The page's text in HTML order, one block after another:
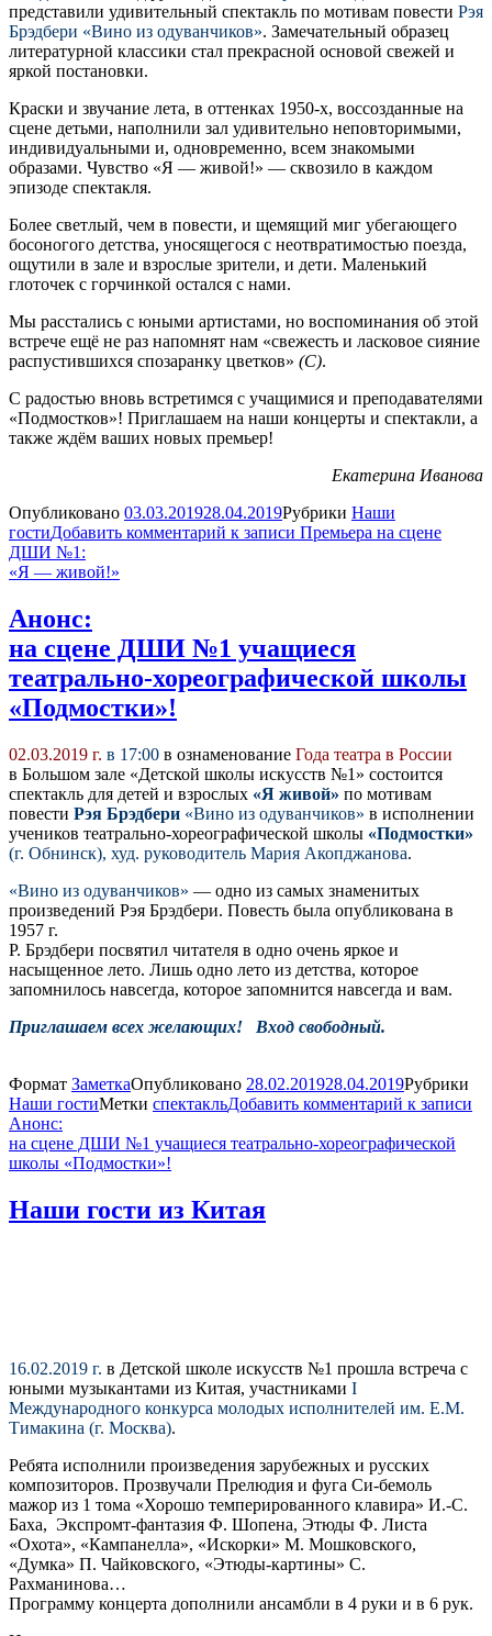
представили удивительный спектакль по мотивам повести Рэя
Брэдбери «Вино из одуванчиков». Замечательный образец
литературной классики стал прекрасной основой свежей и
яркой постановки.
Краски и звучание лета, в оттенках 1950-х, воссозданные на
сцене детьми, наполнили зал удивительно неповторимыми,
индивидуальными и, одновременно, всем знакомыми
образами. Чувство «Я — живой!» — сквозило в каждом
эпизоде спектакля.
Более светлый, чем в повести, и щемящий миг убегающего
босоногого детства, уносящегося с неотвратимостью поезда,
ощутили в зале и взрослые зрители, и дети. Маленький
глоточек с горчинкой остался с нами.
Мы расстались с юными артистами, но воспоминания об этой
встрече ещё не раз напомнят нам «свежесть и ласковое сияние
распустившихся спозаранку цветков» (С).
С радостью вновь встретимся с учащимися и преподавателями
«Подмостков»! Приглашаем на наши концерты и спектакли, а
также ждём ваших новых премьер!
Екатерина Иванова
Опубликовано 03.03.201928.04.2019Рубрики Наши
гостиДобавить комментарий к записи Премьера на сцене
ДШИ №1:
«Я — живой!»
Анонс:
на сцене ДШИ №1 учащиеся
театрально-хореографической школы
«Подмостки»!
02.03.2019 г. в 17:00 в ознаменование Года театра в России
в Большом зале «Детской школы искусств №1» состоится
спектакль для детей и взрослых «Я живой» по мотивам
повести Рэя Брэдбери «Вино из одуванчиков» в исполнении
учеников театрально-хореографической школы «Подмостки»
(г. Обнинск), худ. руководитель Мария Акопджанова.
«Вино из одуванчиков» — одно из самых знаменитых
произведений Рэя Брэдбери. Повесть была опубликована в
1957 г.
Р. Брэдбери посвятил читателя в одно очень яркое и
насыщенное лето. Лишь одно лето из детства, которое
запомнилось навсегда, которое запомнится навсегда и вам.
Приглашаем всех желающих! Вход свободный.
Формат ЗаметкаОпубликовано 28.02.201928.04.2019Рубрики
Наши гостиМетки спектакльДобавить комментарий к записи
Анонс:
на сцене ДШИ №1 учащиеся театрально-хореографической
школы «Подмостки»!
Наши гости из Китая
16.02.2019 г. в Детской школе искусств №1 прошла встреча с
юными музыкантами из Китая, участниками I
Международного конкурса молодых исполнителей им. Е.М.
Тимакина (г. Москва).
Ребята исполнили произведения зарубежных и русских
композиторов. Прозвучали Прелюдия и фуга Си-бемоль
мажор из 1 тома «Хорошо темперированного клавира» И.-С.
Баха, Экспромт-фантазия Ф. Шопена, Этюды Ф. Листа
«Охота», «Кампанелла», «Искорки» М. Мошковского,
«Думка» П. Чайковского, «Этюды-картины» С.
Рахманинова…
Программу концерта дополнили ансамбли в 4 руки и в 6 рук.